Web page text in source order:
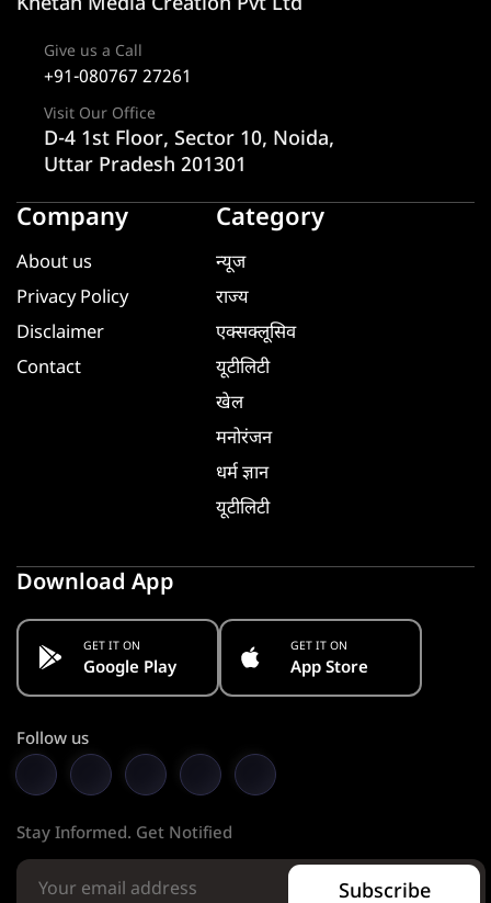
Give us a Call
+91-080767 27261
Visit Our Office
D-4 1st Floor, Sector 10, Noida,
Uttar Pradesh 201301
Company
About us
Privacy Policy
Disclaimer
Contact
Category
न्यूज
राज्य
एक्सक्लूसिव
यूटीलिटी
खेल
मनोरंजन
धर्म ज्ञान
यूटीलिटी
Download App
GET IT ON
Google Play
GET IT ON
App Store
Follow us
Stay Informed. Get Notified
Subscribe